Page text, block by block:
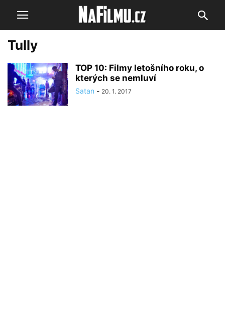
Tully
TOP 10: Filmy letošního roku, o
kterých se nemluví
Satan - 20. 1. 2017